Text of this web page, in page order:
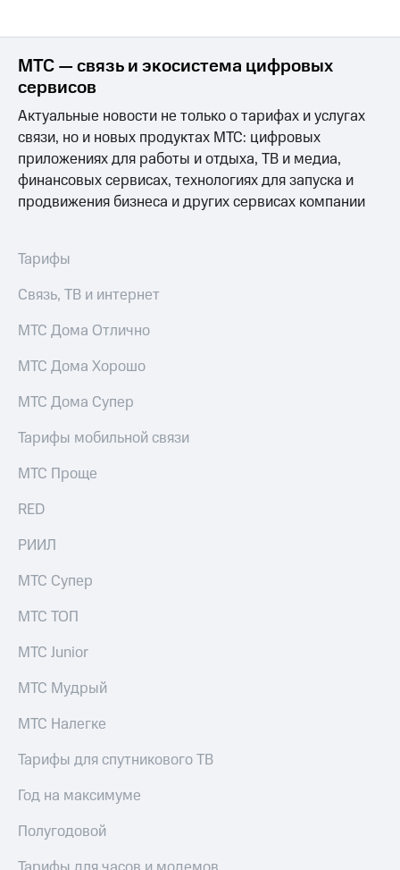
номер
Выбрать
красивый
Заменить
SIM-
карту
Перейти
Выберите
ТВ
тарифом
Тарифы
Интернет,
ТВ и телефон
Домашний
интернет
ТВ
Спутниковое
ТВ
Перейти
со своим
Тарифы
Интернет,
ТВ и телефон
Услуги
Личный
кабинет
кабинет
спутникового
ТВ
Скачать
приложение
Мой
МТС
Акции
для дома
Premium
Подписка
интернета,
музыка
и многое
другое
группа
Скидка
общие
МТС — связь и экосистема цифровых
сервисов
Актуальные новости не только о тарифах и услугах
связи, но и новых продуктах МТС: цифровых
приложениях для работы и отдыха, ТВ и медиа,
финансовых сервисах, технологиях для запуска и
продвижения бизнеса и других сервисах компании
Тарифы
Связь, ТВ и интернет
МТС Дома Отлично
МТС Дома Хорошо
МТС Дома Супер
Тарифы мобильной связи
МТС Проще
RED
РИИЛ
МТС Супер
МТС ТОП
МТС Junior
МТС Мудрый
МТС Налегке
Тарифы для спутникового ТВ
Год на максимуме
Полугодовой